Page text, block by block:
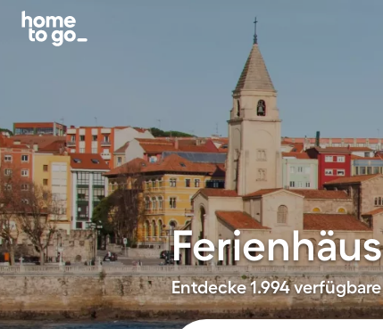
Entdecke 1.994